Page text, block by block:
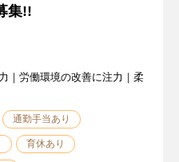
集!!
｜労働環境の改善に注力｜柔
通勤手当あり
育休あり